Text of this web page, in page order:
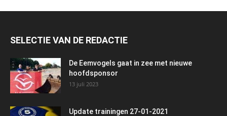
SELECTIE VAN DE REDACTIE
De Eemvogels gaat in zee met nieuwe
hoofdsponsor
13 juli 2023
Update trainingen 27-01-2021